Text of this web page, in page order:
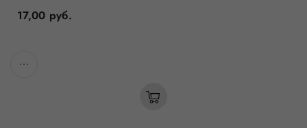
17,00 руб.